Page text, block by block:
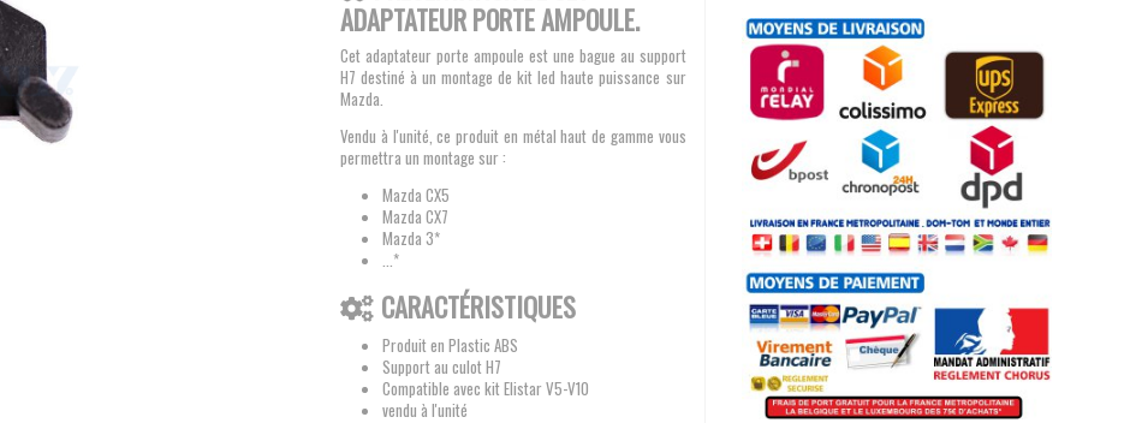
ADAPTATEUR PORTE AMPOULE.
Cet adaptateur porte ampoule est une bague au support
H7 destiné à un montage de kit led haute puissance sur
Mazda.
Vendu à l'unité, ce produit en métal haut de gamme vous
permettra un montage sur :
Mazda CX5
Mazda CX7
Mazda 3*
...*
CARACTÉRISTIQUES
Produit en Plastic ABS
Support au culot H7
Compatible avec kit Elistar V5-V10
vendu à l'unité